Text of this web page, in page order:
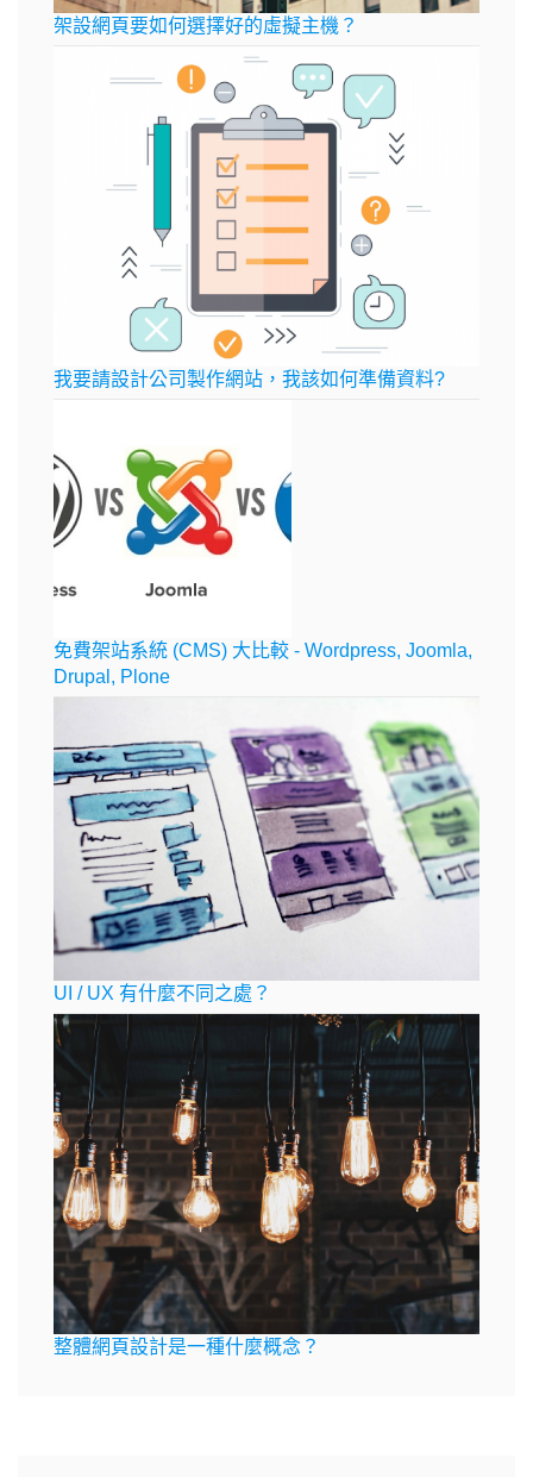
架設網頁要如何選擇好的虛擬主機？
我要請設計公司製作網站，我該如何準備資料?
免費架站系統 (CMS) 大比較 - Wordpress, Joomla,
Drupal, Plone
UI / UX 有什麼不同之處？
整體網頁設計是一種什麼概念？